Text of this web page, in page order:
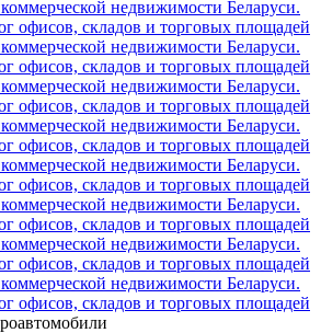
недвижимости Беларуси.
офисов, складов и торговых площадей
недвижимости Беларуси.
офисов, складов и торговых площадей
недвижимости Беларуси.
офисов, складов и торговых площадей
недвижимости Беларуси.
офисов, складов и торговых площадей
недвижимости Беларуси.
офисов, складов и торговых площадей
недвижимости Беларуси.
офисов, складов и торговых площадей
недвижимости Беларуси.
офисов, складов и торговых площадей
недвижимости Беларуси.
офисов, складов и торговых площадей